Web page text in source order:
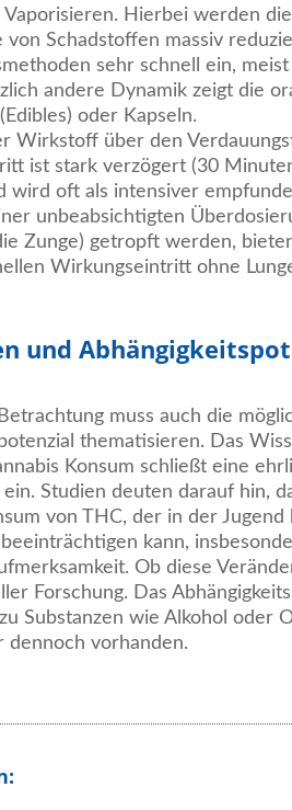
Hierbei werden
von Schadstoffen massiv
sehr schnell ein,
andere Dynamik zeigt die
oder Kapseln.
Wirkstoff über den
ist stark verzögert (30
wird oft als intensiver
unbeabsichtigten
Zunge) getropft werden,
Wirkungseintritt ohne
und
muss auch die
thematisieren. Das
Konsum schließt eine
Studien deuten darauf hin,
von THC, der in der
beeinträchtigen kann,
Ob diese
Forschung. Das
Substanzen wie Alkohol oder
dennoch vorhanden.